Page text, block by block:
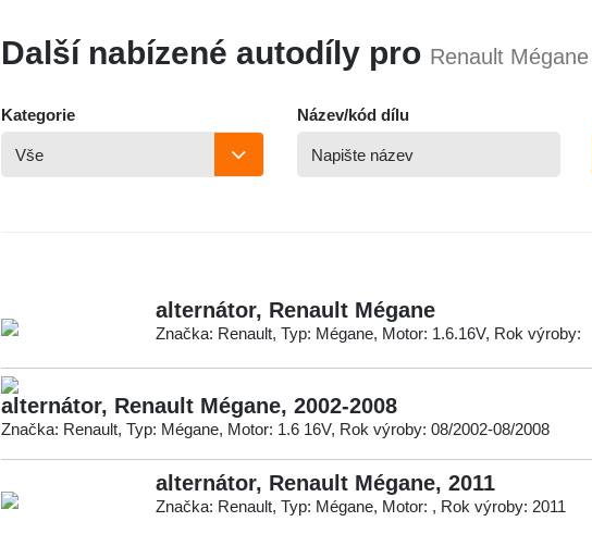
Další nabízené autodíly pro Renault Mégane
Kategorie Název/kód dílu
alternátor, Renault Mégane
Značka: Renault, Typ: Mégane, Motor: 1.6.16V, Rok výroby:
alternátor, Renault Mégane, 2002-2008
Značka: Renault, Typ: Mégane, Motor: 1.6 16V, Rok výroby: 08/2002-08/2008
alternátor, Renault Mégane, 2011
Značka: Renault, Typ: Mégane, Motor: , Rok výroby: 2011